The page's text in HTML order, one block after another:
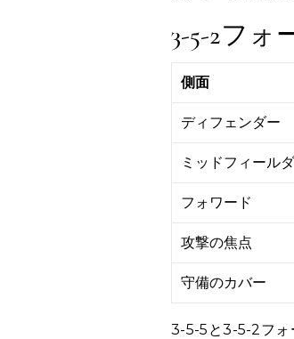
3-5-2フォ
側面
ディフェンダー
ミッドフィール
フォワード
攻撃の焦点
守備のカバー
3-5-5と3-5-2フォ